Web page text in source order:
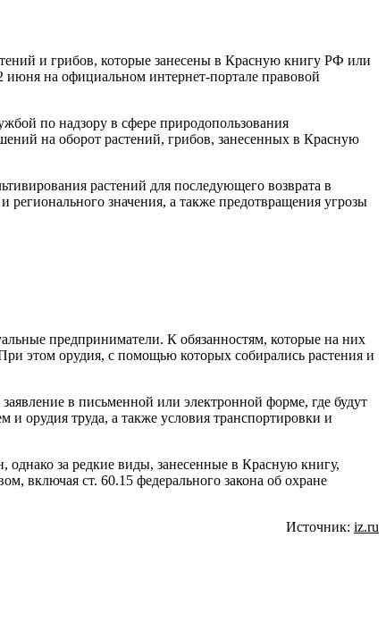
и грибов, которые занесены в Красную книгу РФ или
июня на официальном интернет-портале правовой
по надзору в сфере природопользования
на оборот растений, грибов, занесенных в Красную
растений для последующего возврата в
регионального значения, а также предотвращения угрозы
предприниматели. К обязанностям, которые на них
этом орудия, с помощью которых собирались растения и
в письменной или электронной форме, где будут
и орудия труда, а также условия транспортировки и
за редкие виды, занесенные в Красную книгу,
включая ст. 60.15 федерального закона об охране
Источник: iz.ru